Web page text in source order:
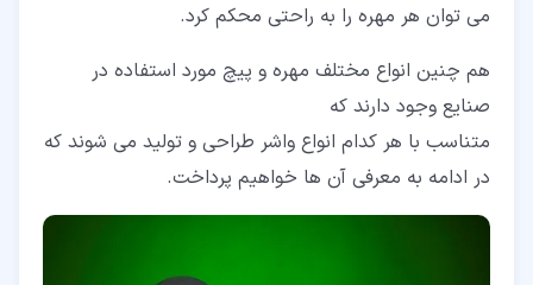
می توان هر مهره را به راحتی محکم کرد.
هم چنین انواع مختلف مهره و پیچ مورد استفاده در
صنایع وجود دارند که
متناسب با هر کدام انواع واشر طراحی و تولید می شوند که
در ادامه به معرفی آن ها خواهیم پرداخت.